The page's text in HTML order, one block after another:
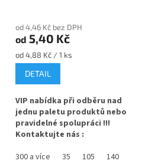
od 4,46 Kč bez DPH
od 5,40 Kč
Měrná
cena:
od 4,88 Kč / 1 ks
DETAIL
VIP nabídka při odběru nad
jednu paletu produktů nebo
pravidelné spolupráci !!!
Kontaktujte nás :
300 a více 35 105 140